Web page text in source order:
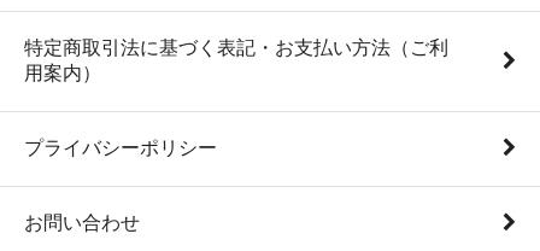
特定商取引法に基づく表記・お支払い方法（ご利
用案内）
プライバシーポリシー
お問い合わせ